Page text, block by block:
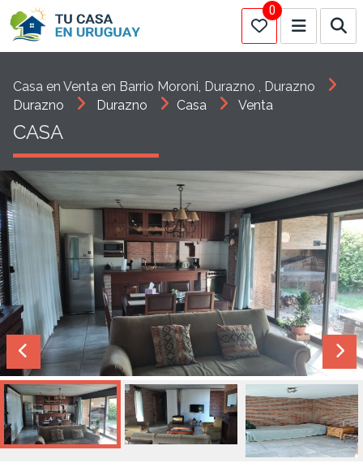
0
Casa en Venta en Barrio Moroni, Durazno , Durazno
Durazno
Durazno Casa Venta
CASA